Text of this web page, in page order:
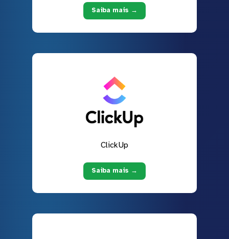
Saiba mais →
ClickUp
Saiba mais →